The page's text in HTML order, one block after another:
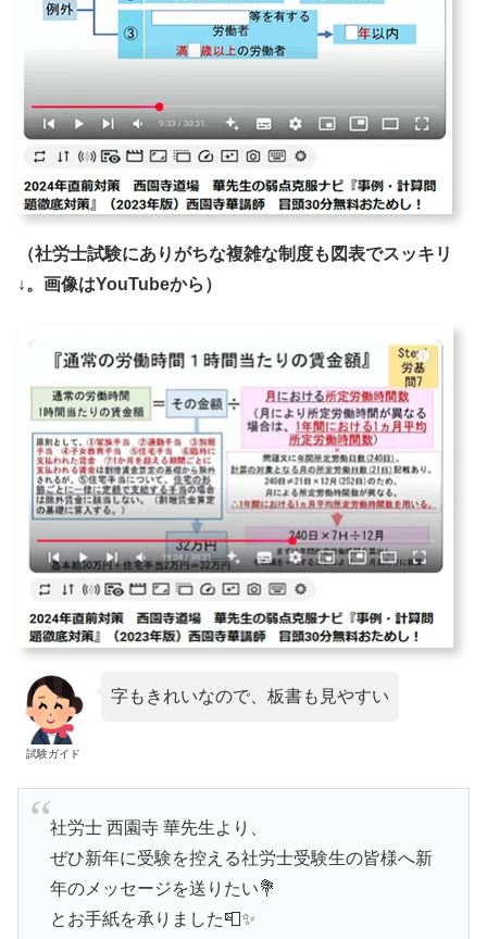
（社労士試験にありがちな複雑な制度も図表でスッキリ
↓。画像はYouTubeから）
試験ガイド
字もきれいなので、板書も見やすい
社労士 西園寺 華先生より、
ぜひ新年に受験を控える社労士受験生の皆様へ新
年のメッセージを送りたい💐
とお手紙を承りました📮✨